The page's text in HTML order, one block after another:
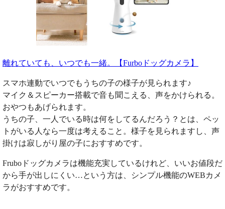
離れていても、いつでも一緒。【Furboドッグカメラ】
スマホ連動でいつでもうちの子の様子が見られます♪
マイク＆スピーカー搭載で音も聞こえる、声をかけられる。
おやつもあげられます。
うちの子、一人でいる時は何をしてるんだろう？とは、ペッ
トがいる人なら一度は考えること。様子を見られますし、声
掛けは寂しがり屋の子におすすめです。
Fruboドッグカメラは機能充実しているけれど、いいお値段だ
から手が出しにくい…という方は、シンプル機能のWEBカメ
ラがおすすめです。